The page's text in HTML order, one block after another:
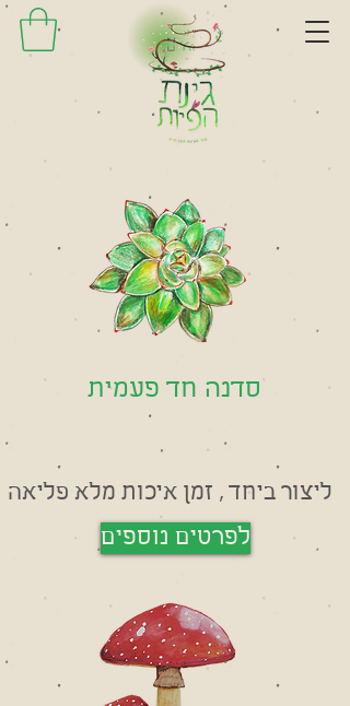
סדנה חד פעמית
ליצור ביחד , זמן איכות מלא פליאה
לפרטים נוספים